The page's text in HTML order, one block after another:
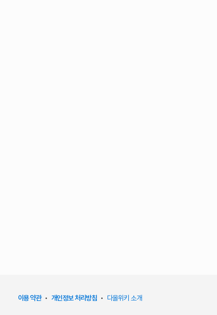
이용 약관• 개인정보 처리방침 • 다올위키 소개